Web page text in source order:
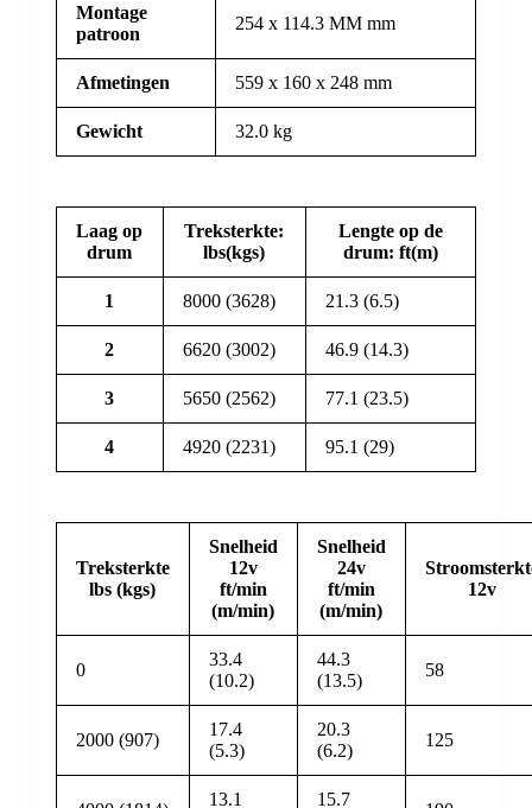
Montage
patroon
254 x 114.3 MM mm
Afmetingen 559 x 160 x 248 mm
Gewicht 32.0 kg
Laag op
drum
Treksterkte:
lbs(kgs)
Lengte op de
drum: ft(m)
1 8000 (3628) 21.3 (6.5)
2 6620 (3002) 46.9 (14.3)
3 5650 (2562) 77.1 (23.5)
4 4920 (2231) 95.1 (29)
Treksterkte
lbs (kgs)
Snelheid
12v
ft/min
(m/min)
Snelheid
24v
ft/min
(m/min)
12v
0
33.4
(10.2)
44.3
(13.5)
58
2000 (907)
17.4
(5.3)
20.3
(6.2)
125
13.1 15.7